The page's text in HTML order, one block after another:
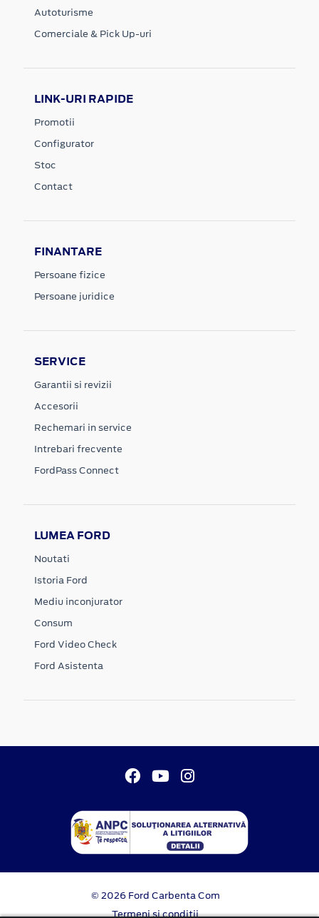
Autoturisme
Comerciale & Pick Up-uri
LINK-URI RAPIDE
Promotii
Configurator
Stoc
Contact
FINANTARE
Persoane fizice
Persoane juridice
SERVICE
Garantii si revizii
Accesorii
Rechemari in service
Intrebari frecvente
FordPass Connect
LUMEA FORD
Noutati
Istoria Ford
Mediu inconjurator
Consum
Ford Video Check
Ford Asistenta
© 2026 Ford Carbenta Com
Termeni si conditii